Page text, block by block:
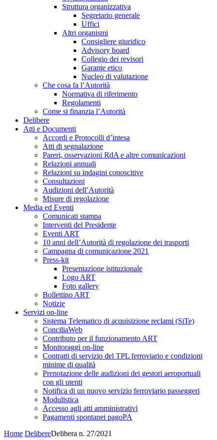
Struttura organizzativa
Segretario generale
Uffici
Altri organismi
Consigliere giuridico
Advisory board
Collegio dei revisori
Garante etico
Nucleo di valutazione
Che cosa fa l’Autorità
Normativa di riferimento
Regolamenti
Come si finanzia l’Autorità
Delibere
Atti e Documenti
Accordi e Protocolli d’intesa
Atti di segnalazione
Pareri, osservazioni RdA e altre comunicazioni
Relazioni annuali
Relazioni su indagini conoscitive
Consultazioni
Audizioni dell’Autorità
Misure di regolazione
Media ed Eventi
Comunicati stampa
Interventi del Presidente
Eventi ART
10 anni dell’Autorità di regolazione dei trasporti
Campagna di comunicazione 2021
Press-kit
Presentazione istituzionale
Logo ART
Foto gallery
Bollettino ART
Notizie
Servizi on-line
Sistema Telematico di acquisizione reclami (SiTe)
ConciliaWeb
Contributo per il funzionamento ART
Monitoraggi on-line
Contratti di servizio del TPL ferroviario e condizioni
minime di qualità
Prenotazione delle audizioni dei gestori aeroportuali
con gli utenti
Notifica di un nuovo servizio ferroviario passeggeri
Modulistica
Accesso agli atti amministrativi
Pagamenti spontanei pagoPA
Home DelibereDelibera n. 27/2021